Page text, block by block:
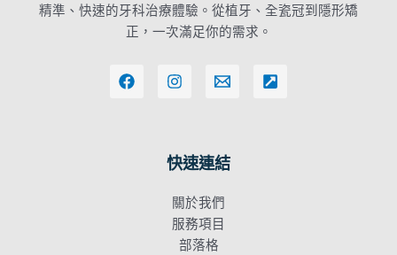
精準、快速的牙科治療體驗。從植牙、全瓷冠到隱形矯
正，一次滿足你的需求。
快速連結
關於我們
服務項目
部落格